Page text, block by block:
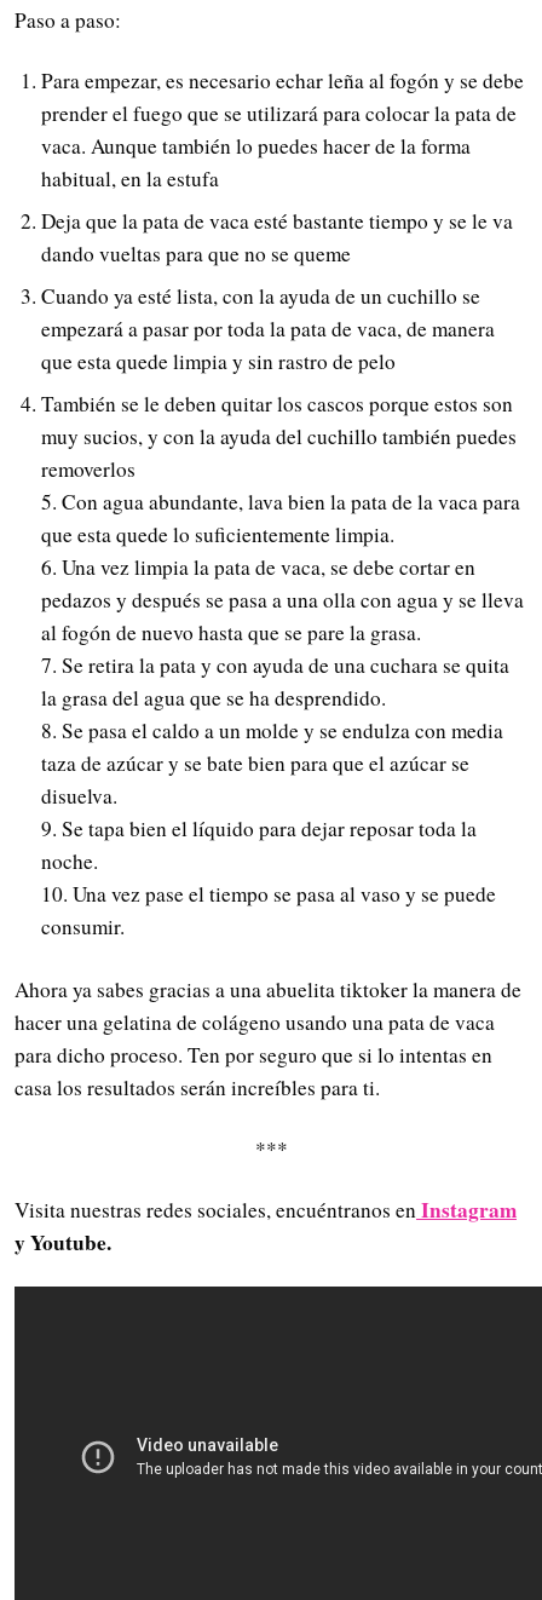
Paso a paso:
Para empezar, es necesario echar leña al fogón y se debe
prender el fuego que se utilizará para colocar la pata de
vaca. Aunque también lo puedes hacer de la forma
habitual, en la estufa
Deja que la pata de vaca esté bastante tiempo y se le va
dando vueltas para que no se queme
Cuando ya esté lista, con la ayuda de un cuchillo se
empezará a pasar por toda la pata de vaca, de manera
que esta quede limpia y sin rastro de pelo
También se le deben quitar los cascos porque estos son
muy sucios, y con la ayuda del cuchillo también puedes
removerlos
5. Con agua abundante, lava bien la pata de la vaca para
que esta quede lo suficientemente limpia.
6. Una vez limpia la pata de vaca, se debe cortar en
pedazos y después se pasa a una olla con agua y se lleva
al fogón de nuevo hasta que se pare la grasa.
7. Se retira la pata y con ayuda de una cuchara se quita
la grasa del agua que se ha desprendido.
8. Se pasa el caldo a un molde y se endulza con media
taza de azúcar y se bate bien para que el azúcar se
disuelva.
9. Se tapa bien el líquido para dejar reposar toda la
noche.
10. Una vez pase el tiempo se pasa al vaso y se puede
consumir.
Ahora ya sabes gracias a una abuelita tiktoker la manera de
hacer una gelatina de colágeno usando una pata de vaca
para dicho proceso. Ten por seguro que si lo intentas en
casa los resultados serán increíbles para ti.
***
Visita nuestras redes sociales, encuéntranos enInstagram
y Youtube.